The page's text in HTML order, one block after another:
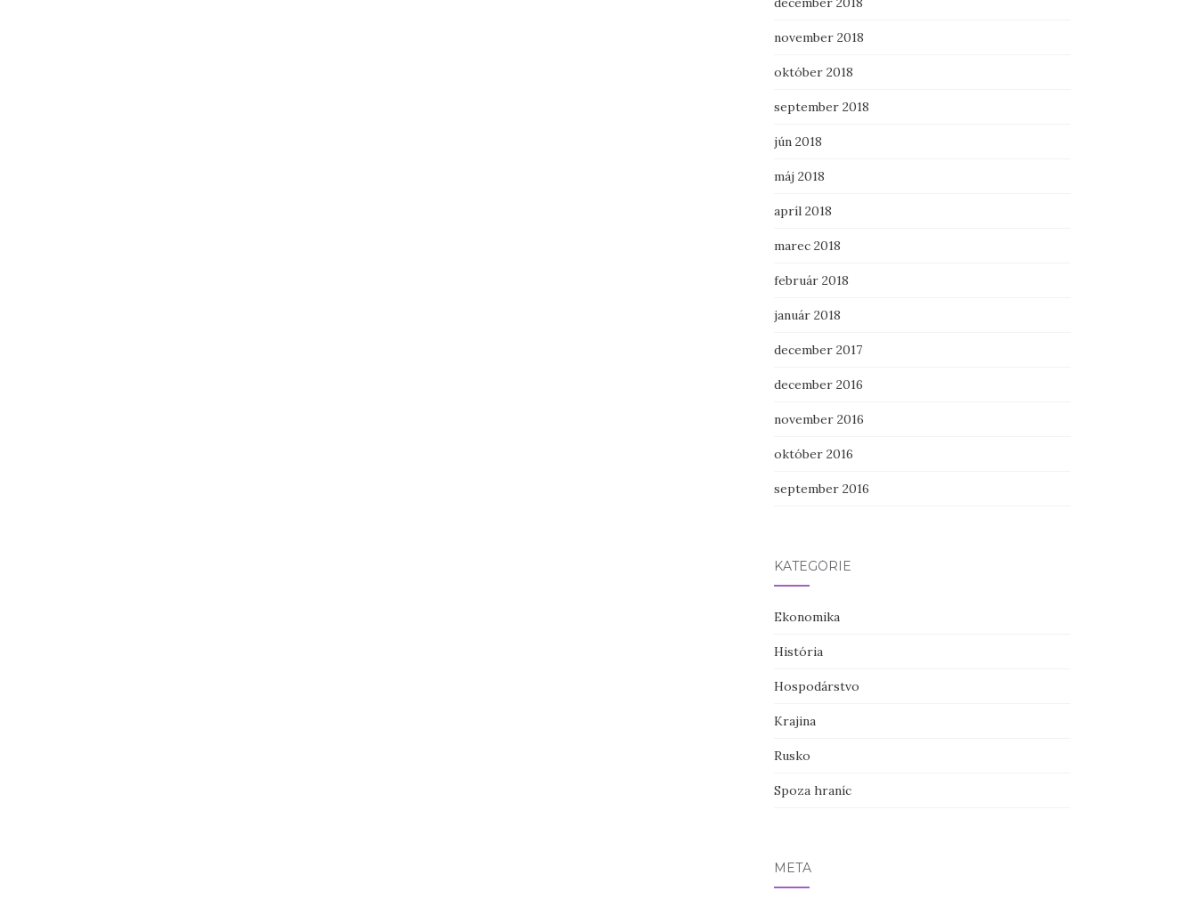
november 2018
október 2018
september 2018
jún 2018
máj 2018
apríl 2018
marec 2018
február 2018
január 2018
december 2017
december 2016
november 2016
október 2016
september 2016
KATEGÓRIE
Ekonomika
História
Hospodárstvo
Krajina
Rusko
Spoza hraníc
META